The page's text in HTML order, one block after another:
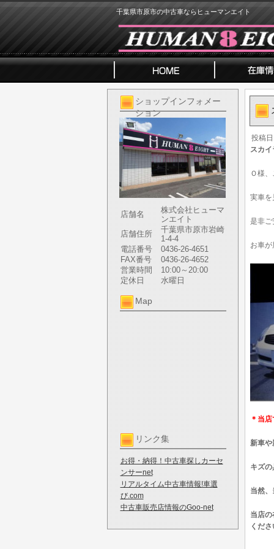
千葉県市原市の中古車ならヒューマンエイト
ショップインフォメー
ション
店舗名
株式会社ヒューマ
ンエイト
店舗住所
千葉県市原市岩崎
1-4-4
電話番号
0436-26-4651
FAX番号
0436-26-4652
営業時間
10:00～20:00
定休日
水曜日
Map
リンク集
お得・納得！中古車探しカーセ
ンサーnet
リアルタイム中古車情報!車選
び.com
中古車販売店情報のGoo-net
投稿日
スカ
Ｏ様
実車を
是非ご
お車
＊当
新車や
キズ
当然、
当店
くださ